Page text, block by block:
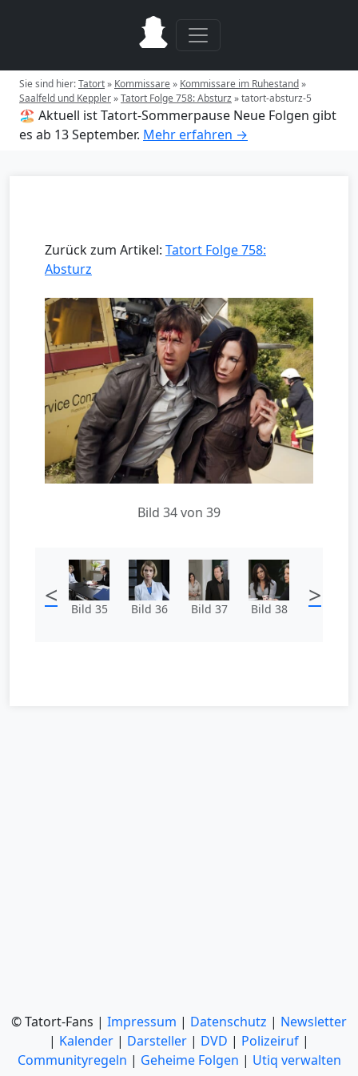
Sie sind hier:Tatort» Kommissare» Kommissare im Ruhestand»
Saalfeld und Keppler»Tatort Folge 758: Absturz»tatort-absturz-5
🏖️ Aktuell ist Tatort-Sommerpause Neue Folgen gibt
es ab 13 September. Mehr erfahren →
Zurück zum Artikel: Tatort Folge 758:
Absturz
Bild 34 von 39
< Bild 35 Bild 36 Bild 37 Bild 38 >
© Tatort-Fans | Impressum | Datenschutz | Newsletter
| Kalender | Darsteller | DVD | Polizeiruf |
Communityregeln | Geheime Folgen | Utiq verwalten